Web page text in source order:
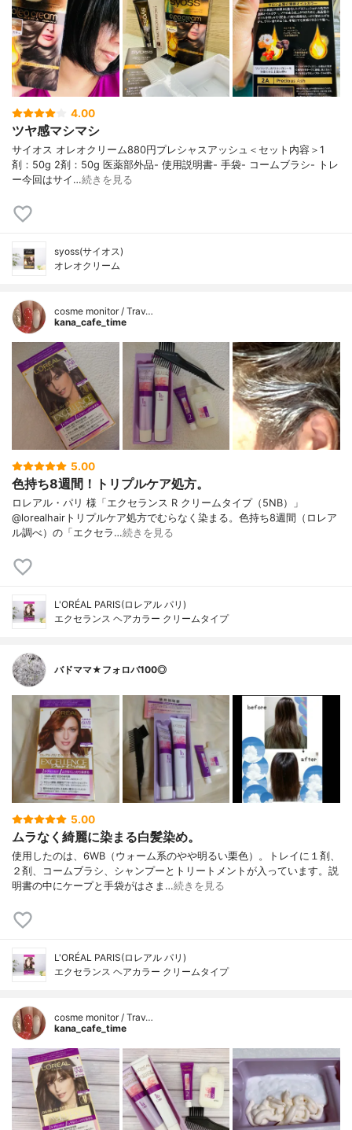
4.00
ツヤ感マシマシ
サイオス オレオクリーム880円プレシャスアッシュ＜セット内容＞1
剤：50g 2剤：50g 医薬部外品- 使⽤説明書- ⼿袋- コームブラシ- トレ
ー今回はサイ…続きを見る
syoss(サイオス)
オレオクリーム
cosme monitor / Trav…
kana_cafe_time
5.00
色持ち8週間！トリプルケア処方。
ロレアル・パリ 様「エクセランス R クリームタイプ（5NB）」
@lorealhairトリプルケア処方でむらなく染まる。色持ち8週間（ロレア
ル調べ）の「エクセラ…続きを見る
L'ORÉAL PARIS(ロレアル パリ)
エクセランス ヘアカラー クリームタイプ
バドママ★フォロバ100◎
5.00
ムラなく綺麗に染まる白髪染め。
使用したのは、6WB（ウォーム系のやや明るい栗色）。トレイに１剤、
２剤、コームブラシ、シャンプーとトリートメントが入っています。説
明書の中にケープと手袋がはさま…続きを見る
L'ORÉAL PARIS(ロレアル パリ)
エクセランス ヘアカラー クリームタイプ
cosme monitor / Trav…
kana_cafe_time